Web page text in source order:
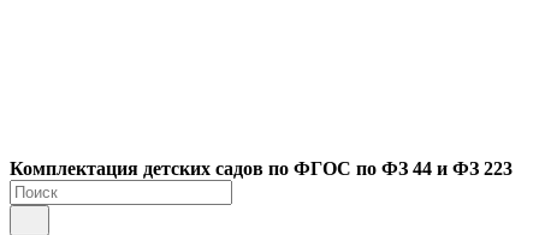
Комплектация детских садов по ФГОC по ФЗ 44 и ФЗ 223